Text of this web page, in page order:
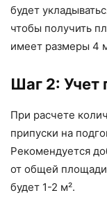
будет
чтобы получить
имеет размеры 4
Шаг 2: Учет
При расчете
припуски на
Рекомендуется
от общей
будет 1-2 м².